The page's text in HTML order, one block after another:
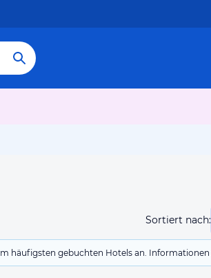
Sortiert nach:
häufigsten gebuchten Hotels an.